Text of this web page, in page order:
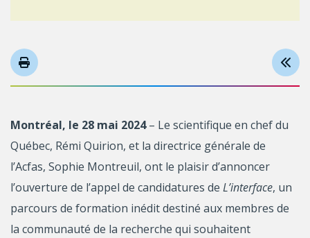
Montréal, le 28 mai 2024– Le scientifique en chef du
Québec, Rémi Quirion, et la directrice générale de
l’Acfas, Sophie Montreuil, ont le plaisir d’annoncer
l’ouverture de l’appel de candidatures de L’interface, un
parcours de formation inédit destiné aux membres de
la communauté de la recherche qui souhaitent